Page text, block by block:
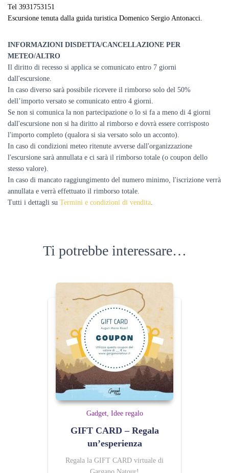
Tel 3931753151
Escursione tenuta dalla guida turistica Domenico Sergio Antonacci.
INFORMAZIONI DISDETTA/CANCELLAZIONE PER
METEO/ALTRO
Il diritto di recesso si applica se comunicato entro 7 giorni
dall'escursione.
In caso diverso sarà possibile ricevere il rimborso solo del 50%
dell’importo versato se comunicato entro 4 giorni.
Se non si comunica la non partecipazione o lo si fa a meno di 4 giorni
dall'escursione non si ha diritto al rimborso e dovrà essere corrisposto
l'importo completo (qualora si sia versato solo un acconto).
In caso di condizioni meteo ritenute avverse dall'organizzazione
l'escursione sarà annullata e ci sarà il rimborso totale (o coupon dello
stesso valore).
In caso di mancato raggiungimento del numero minimo, l'iscrizione verrà
annullata e verrà effettuato il rimborso totale.
Tutti i dettagli su Termini e condizioni di vendita.
Ti potrebbe interessare…
Gadget Idee regalo
GIFT CARD – Regala
un’esperienza
Regala la GIFT CARD virtuale di